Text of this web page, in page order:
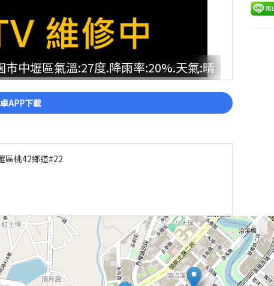
市中壢區氣溫:27度.降雨率:20%.天氣:晴
APP下載
區桃42鄉道#22